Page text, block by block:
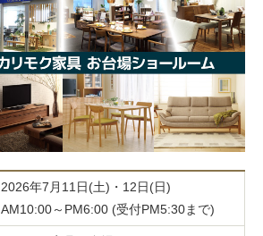
2026年7月11日(土)・12日(日)
AM10:00～PM6:00 (受付PM5:30まで)